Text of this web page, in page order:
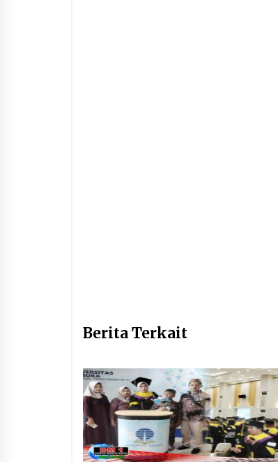
Berita Terkait